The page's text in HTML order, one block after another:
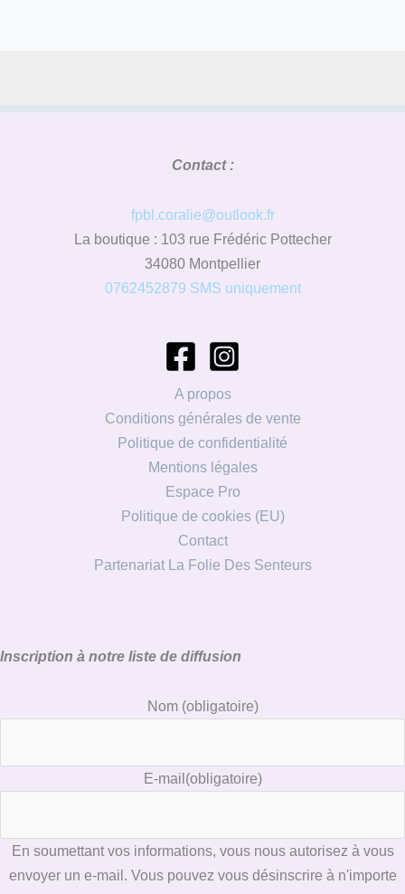
Contact :
fpbl.coralie@outlook.fr
La boutique : 103 rue Frédéric Pottecher
34080 Montpellier
0762452879 SMS uniquement
A propos
Conditions générales de vente
Politique de confidentialité
Mentions légales
Espace Pro
Politique de cookies (EU)
Contact
Partenariat La Folie Des Senteurs
Inscription à notre liste de diffusion
Nom (obligatoire)
E-mail (obligatoire)
En soumettant vos informations, vous nous autorisez à vous
envoyer un e-mail. Vous pouvez vous désinscrire à n'importe